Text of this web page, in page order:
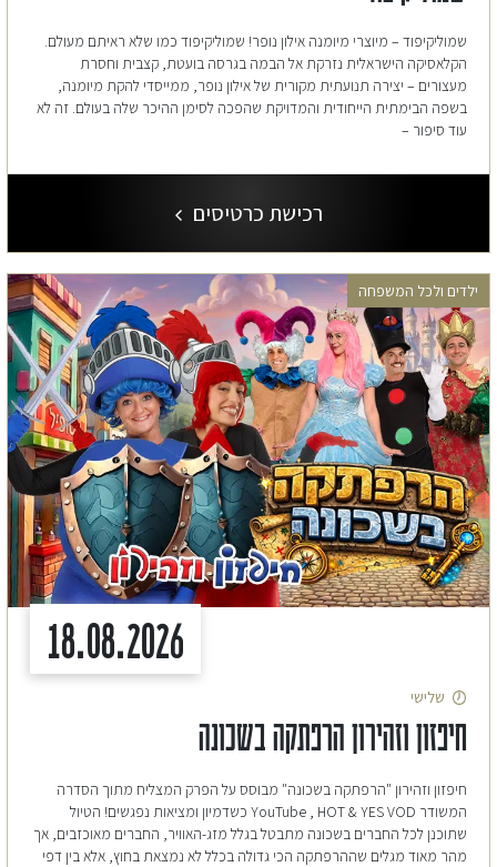
שמוליקיפוד – מיוצרי מיומנה אילון נופר! שמוליקיפוד כמו שלא ראיתם מעולם.
הקלאסיקה הישראלית נזרקת אל הבמה בגרסה בועטת, קצבית וחסרת
מעצורים – יצירה תנועתית מקורית של אילון נופר, ממייסדי להקת מיומנה,
בשפה הבימתית הייחודית והמדויקת שהפכה לסימן ההיכר שלה בעולם. זה לא
עוד סיפור –
רכישת כרטיסים
ילדים ולכל המשפחה
18.08.2026
שלישי
חיפזון וזהירון הרפתקה בשכונה
חיפזון וזהירון "הרפתקה בשכונה" מבוסס על הפרק המצליח מתוך הסדרה
המשודר YouTube , HOT & YES VOD כשדמיון ומציאות נפגשים! הטיול
שתוכנן לכל החברים בשכונה מתבטל בגלל מזג-האוויר, החברים מאוכזבים, אך
מהר מאוד מגלים שההרפתקה הכי גדולה בכלל לא נמצאת בחוץ, אלא בין דפי